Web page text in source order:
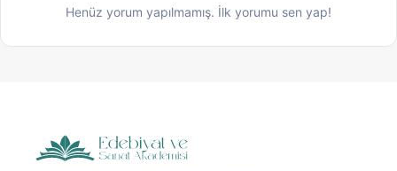
Henüz yorum yapılmamış. İlk yorumu sen yap!